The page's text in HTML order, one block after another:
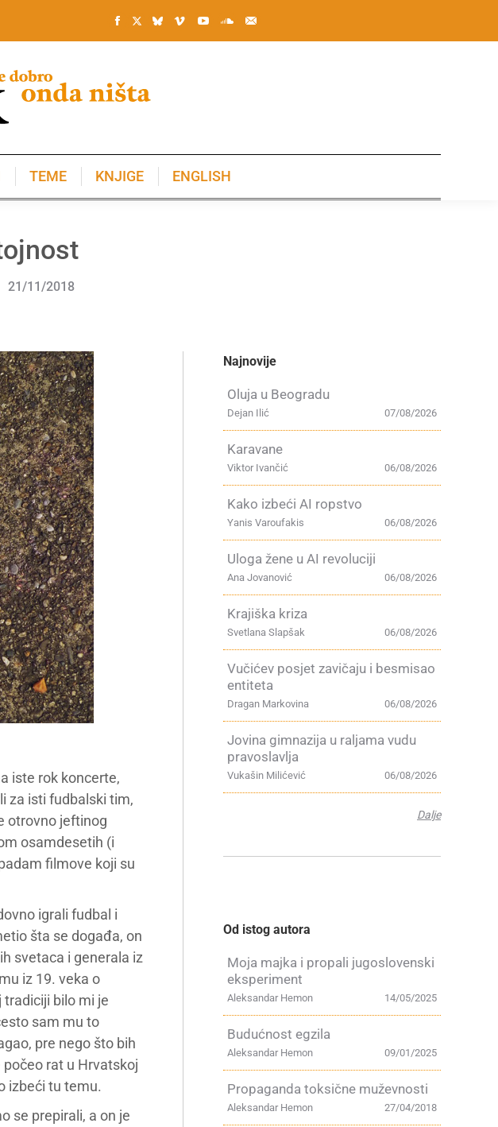
TEME KNJIGE ENGLISH
21/11/2018
iste rok koncerte,
za isti fudbalski tim,
otrovno jeftinog
osamdesetih (i
filmove koji su
igrali fudbal i
šta se događa, on
svetaca i generala iz
iz 19. veka o
bilo mi je
sam mu to
pre nego što bih
počeo rat u Hrvatskoj
izbeći tu temu.
se prepirali, a on je
Najnovije
Oluja u Beogradu
07/08/2026
Dejan Ilić
Karavane
06/08/2026
Viktor Ivančić
Kako izbeći AI ropstvo
06/08/2026
Yanis Varoufakis
Uloga žene u AI revoluciji
06/08/2026
Ana Jovanović
Krajiška kriza
06/08/2026
Svetlana Slapšak
Vučićev posjet zavičaju i besmisao
entiteta
06/08/2026
Dragan Markovina
Jovina gimnazija u raljama vudu
pravoslavlja
06/08/2026
Vukašin Milićević
Dalje
Od istog autora
Moja majka i propali jugoslovenski
eksperiment
14/05/2025
Aleksandar Hemon
Budućnost egzila
09/01/2025
Aleksandar Hemon
Propaganda toksične muževnosti
27/04/2018
Aleksandar Hemon
KNJIGE ENGLISH